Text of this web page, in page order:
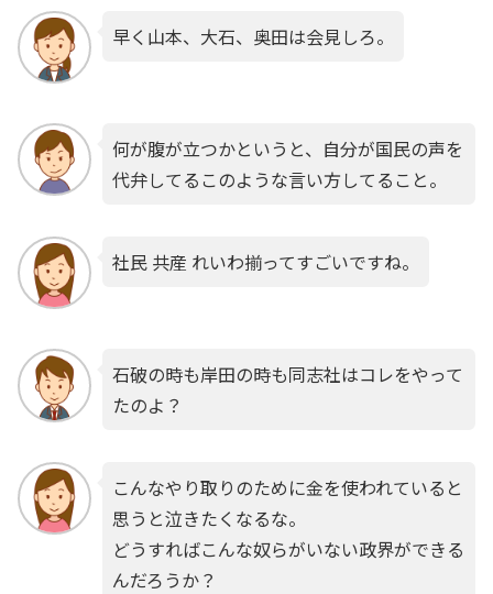
早く山本、大石、奥田は会見しろ。
何が腹が立つかというと、自分が国民の声を
代弁してるこのような言い方してること。
社民 共産 れいわ揃ってすごいですね。
石破の時も岸田の時も同志社はコレをやって
たのよ？
こんなやり取りのために金を使われていると
思うと泣きたくなるな。
どうすればこんな奴らがいない政界ができる
んだろうか？